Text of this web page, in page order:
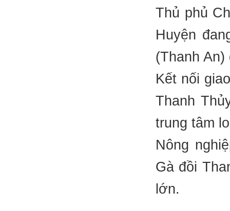
Thủ phủ
Huyện
(Thanh
Kết nối
Thanh
trung tâm
Nông
Gà đồi
lớn.